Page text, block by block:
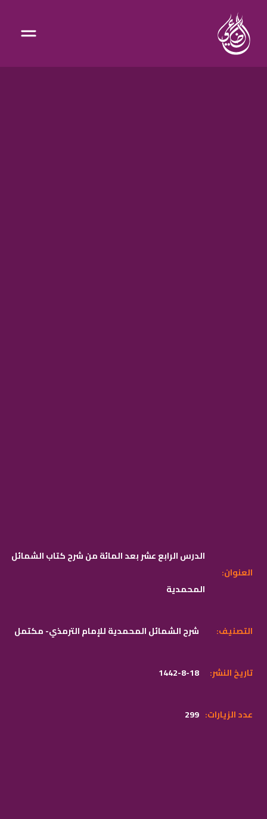
الدرس الرابع عشر بعد المائة من شرح كتاب الشمائل
المحمدية
:العنوان
شرح الشمائل المحمدية للإمام الترمذي- مكتمل :التصنيف
1442-8-18 :تاريخ النشر
299 :عدد الزيارات